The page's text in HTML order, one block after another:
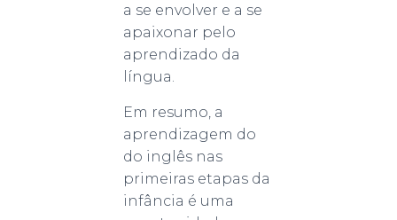
a se envolver e a se
apaixonar pelo
aprendizado da
língua.
Em resumo, a
aprendizagem do
do inglês nas
primeiras etapas da
infância é uma